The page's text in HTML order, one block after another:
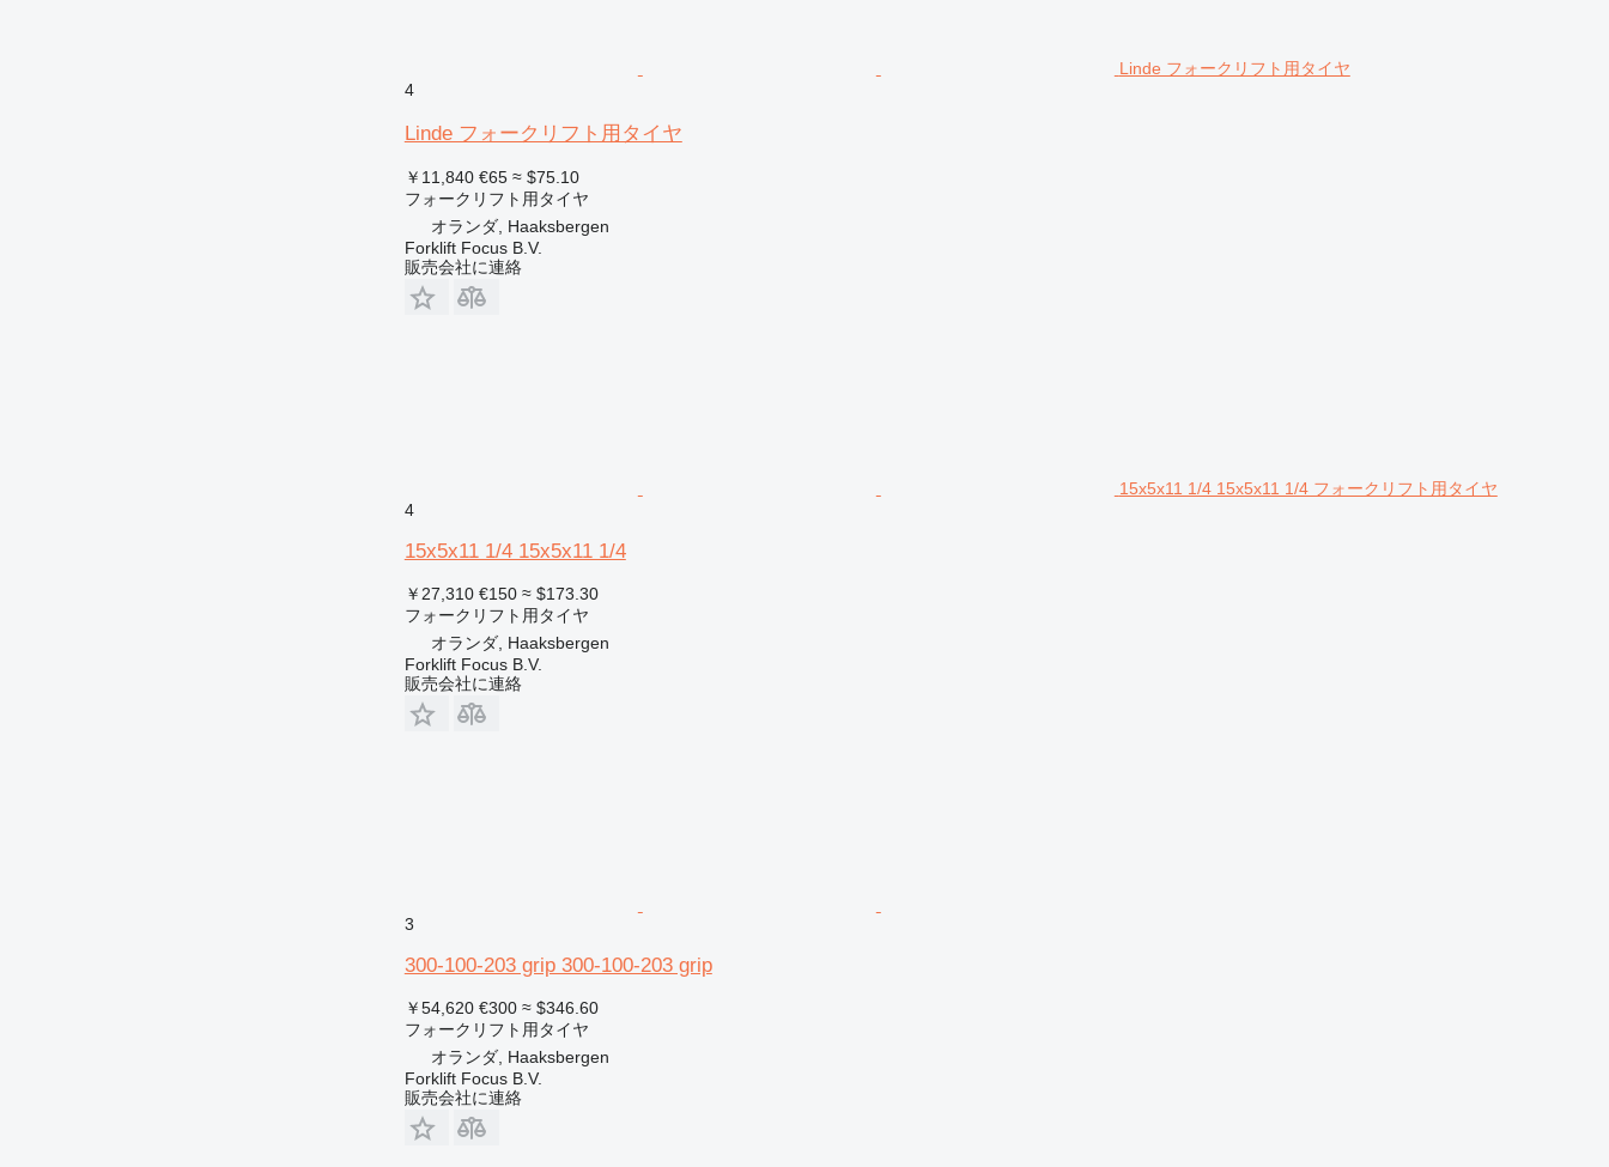
Linde フォークリフト用タイヤ
4
Linde フォークリフト用タイヤ
￥11,840 €65 ≈ $75.10
フォークリフト用タイヤ
オランダ, Haaksbergen
Forklift Focus B.V.
販売会社に連絡
15x5x11 1/4 15x5x11 1/4 フォークリフト用タイヤ
4
15x5x11 1/4 15x5x11 1/4
￥27,310 €150 ≈ $173.30
フォークリフト用タイヤ
オランダ, Haaksbergen
Forklift Focus B.V.
販売会社に連絡
3
300-100-203 grip 300-100-203 grip
￥54,620 €300 ≈ $346.60
フォークリフト用タイヤ
オランダ, Haaksbergen
Forklift Focus B.V.
販売会社に連絡